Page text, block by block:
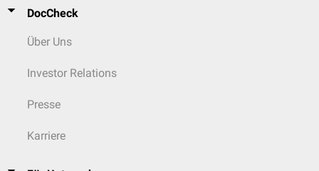
DocCheck
Über Uns
Investor Relations
Presse
Karriere